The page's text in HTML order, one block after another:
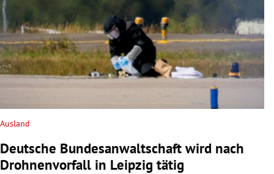
Ausland
Deutsche Bundesanwaltschaft wird nach
Drohnenvorfall in Leipzig tätig